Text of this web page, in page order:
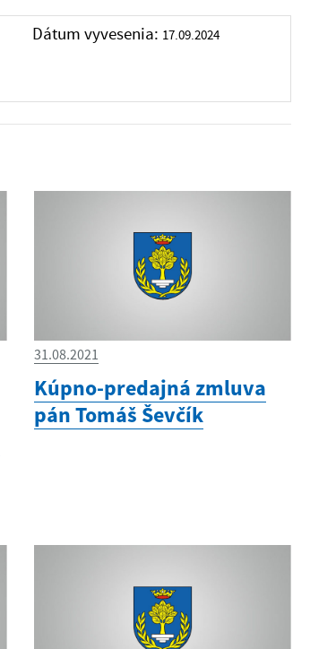
Dátum vyvesenia: 17.09.2024
31.08.2021
Kúpno-predajná zmluva
pán Tomáš Ševčík